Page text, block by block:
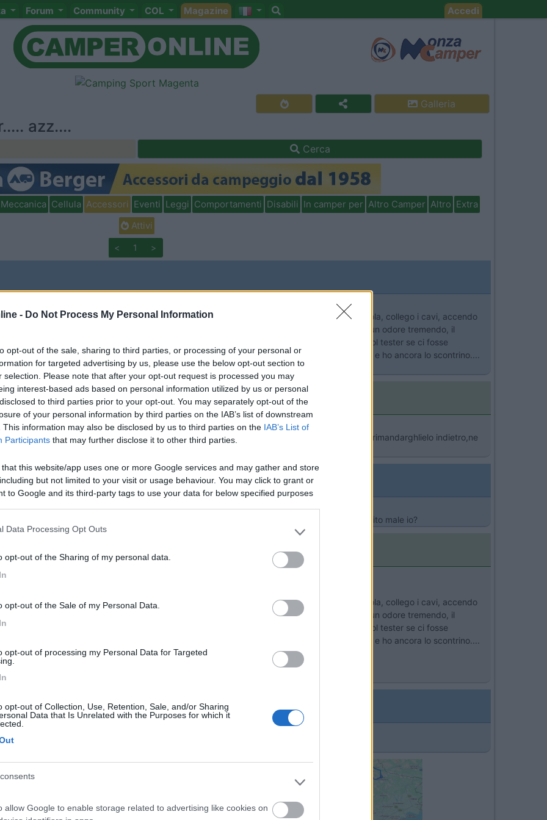
- Do Not Process My Personal Information
opt-out of the sale, sharing to third parties, or processing of your personal or
for targeted advertising by us, please use the below opt-out section to
selection. Please note that after your opt-out request is processed you may
interest-based ads based on personal information utilized by us or personal
to third parties prior to your opt-out. You may separately opt-out of the
of your personal information by third parties on the IAB’s list of downstream
This information may also be disclosed by us to third parties on the IAB’s List of
Participants that may further disclose it to other third parties.
that this website/app uses one or more Google services and may gather and store
but not limited to your visit or usage behaviour. You may click to grant or
to Google and its third-party tags to use your data for below specified purposes
Data Processing Opt Outs
opt-out of the Sharing of my personal data.
opt-out of the Sale of my Personal Data.
opt-out of processing my Personal Data for Targeted
opt-out of Collection, Use, Retention, Sale, and/or Sharing
Data that Is Unrelated with the Purposes for which it
allow Google to enable storage related to advertising like cookies on
Forum Community COL Magazine Accedi
Galleria
azz....
Cerca
Meccanica Cellula Accessori Eventi Leggi Comportamenti Disabili In camper per Altro Camper Altro Extra
Attivi
< 1 >
la parabola esterna su treppiede visto che stavo col mezzo sotto le piante! Monto la parabola, collego i cavi, accendo
subito che il sat finder non si illumina, torno dentro il camper e con mio stupore sento un odore tremendo, il
free to air, quello poco piu' grande di un pacchetto di sigarette! Ho subito controllato col tester se ci fosse
Che dite??? Me lo sostituiranno in garanzia??? L?ho acquistato un paio di mesi fa e ho ancora lo scontrino....
la polarità invertita nella presa dove inserivo il ricevitore,non ho nemmeno provato a rimandarghlielo indietro,ne
invertito la polarita'... la presa accendisigari non si puo' invertire in polarita'... Boh, ho capito male io?
la parabola esterna su treppiede visto che stavo col mezzo sotto le piante! Monto la parabola, collego i cavi, accendo
subito che il sat finder non si illumina, torno dentro il camper e con mio stupore sento un odore tremendo, il
free to air, quello poco piu' grande di un pacchetto di sigarette! Ho subito controllato col tester se ci fosse
anormale! Che dite??? Me lo sostituiranno in garanzia??? L?ho acquistato un paio di mesi fa e ho ancora lo scontrino....
[xx(] io comunque ci proverei a farmelo sostituire. Auguri
lo ho, se sono seri rispondono in Melchioni, altrimenti.... beh, perdono un cliente... [:D]